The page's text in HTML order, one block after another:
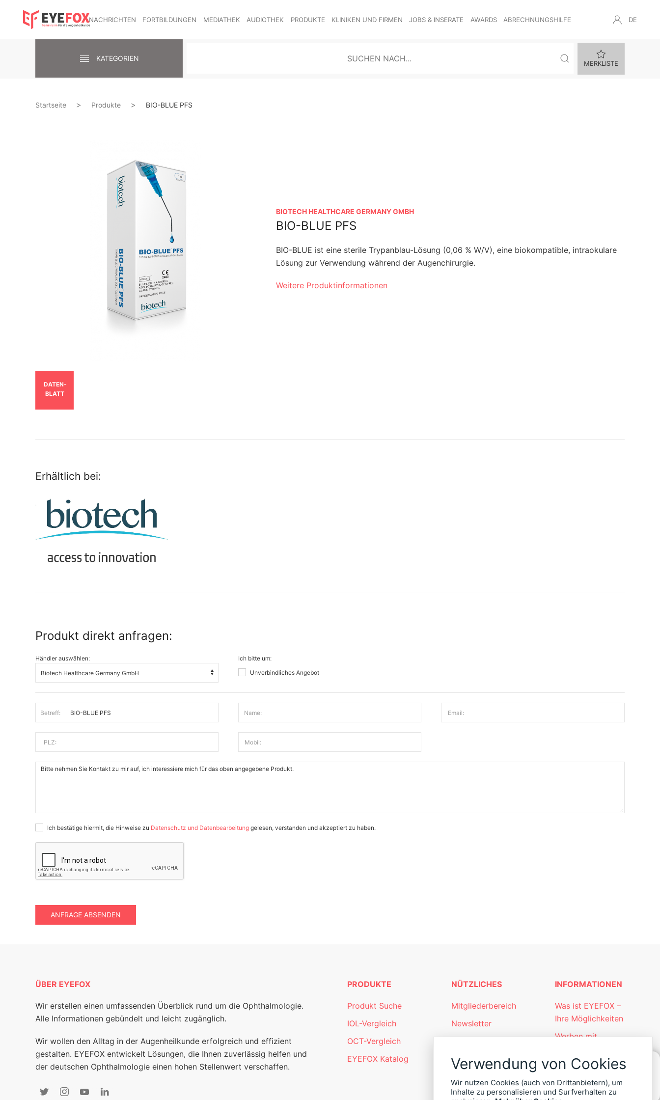
NACHRICHTEN FORTBILDUNGEN MEDIATHEK AUDIOTHEK PRODUKTE KLINIKEN UND FIRMEN JOBS & INSERATE AWARDS ABRECHNUNGSHILFE DE
KATEGORIEN
MERKLISTE
Startseite Produkte BIO-BLUE PFS
DATEN­
BLATT
BIOTECH HEALTHCARE GERMANY GMBH
BIO-BLUE PFS
BIO-BLUE ist eine sterile Trypanblau-Lösung (0,06 % W/V), eine biokompatible, intraokulare
Lösung zur Verwendung während der Augenchirurgie.
Weitere Produktinformationen
Erhältlich bei:
Produkt direkt anfragen:
Händler auswählen:
Ich bitte um:
Unverbindliches Angebot
Betreff: Name: Email:
PLZ: Mobil:
Ich bestätige hiermit, die Hinweise zu Datenschutz und Datenbearbeitung gelesen, verstanden und akzeptiert zu haben.
ANFRAGE ABSENDEN
KONTAKT
ÜBER EYEFOX
Wir erstellen einen umfassenden Überblick rund um die Ophthalmologie.
Alle Informationen gebündelt und leicht zugänglich.
Wir wollen den Alltag in der Augenheilkunde erfolgreich und effizient
gestalten. EYEFOX entwickelt Lösungen, die Ihnen zuverlässig helfen und
der deutschen Ophthalmologie einen hohen Stellenwert verschaffen.
PRODUKTE
Produkt Suche
IOL-Vergleich
OCT-Vergleich
EYEFOX Katalog
NÜTZLICHES
Mitgliederbereich
Newsletter
INFORMATIONEN
Was ist EYEFOX –
Ihre Möglichkeiten
Werben mit
Kontakt
Datenschutz
Verwendung von Cookies
Wir nutzen Cookies (auch von Drittanbietern), um
Inhalte zu personalisieren und Surfverhalten zu